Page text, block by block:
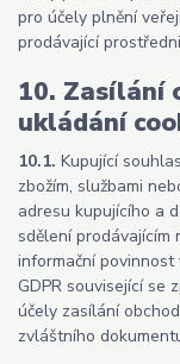
pro účely plnění
prodávající
10. Zasílání
ukládání
10.1. Kupující
zbožím, službami
adresu kupujícího a
sdělení prodávajícím
informační povinnost
GDPR související se
účely zasílání
zvláštního